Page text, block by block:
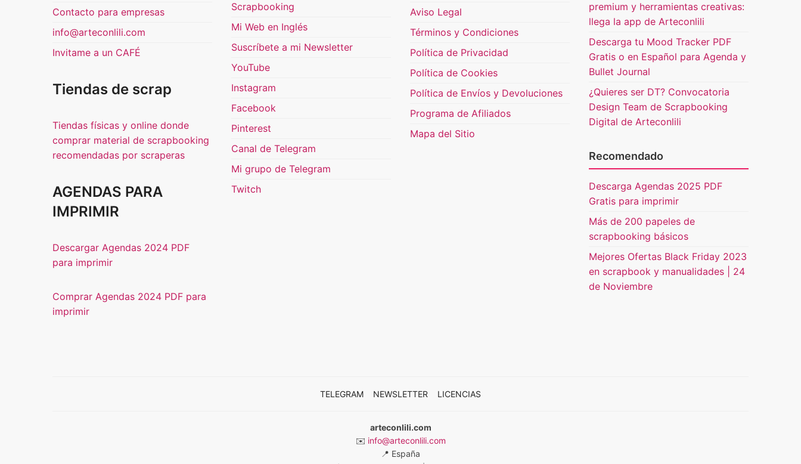
Contacto para empresas
info@arteconlili.com
Invitame a un CAFÉ
Tiendas de scrap
Tiendas físicas y online donde
comprar material de scrapbooking
recomendadas por scraperas
AGENDAS PARA
IMPRIMIR
Descargar Agendas 2024 PDF
para imprimir
Comprar Agendas 2024 PDF para
imprimir
Scrapbooking
Mi Web en Inglés
Suscríbete a mi Newsletter
YouTube
Instagram
Facebook
Pinterest
Canal de Telegram
Mi grupo de Telegram
Twitch
Aviso Legal
Términos y Condiciones
Política de Privacidad
Política de Cookies
Política de Envíos y Devoluciones
Programa de Afiliados
Mapa del Sitio
premium y herramientas creativas:
llega la app de Arteconlili
Descarga tu Mood Tracker PDF
Gratis o en Español para Agenda y
Bullet Journal
¿Quieres ser DT? Convocatoria
Design Team de Scrapbooking
Digital de Arteconlili
Recomendado
Descarga Agendas 2025 PDF
Gratis para imprimir
Más de 200 papeles de
scrapbooking básicos
Mejores Ofertas Black Friday 2023
en scrapbook y manualidades | 24
de Noviembre
TELEGRAM NEWSLETTER LICENCIAS
arteconlili.com
✉️ info@arteconlili.com
📍 España